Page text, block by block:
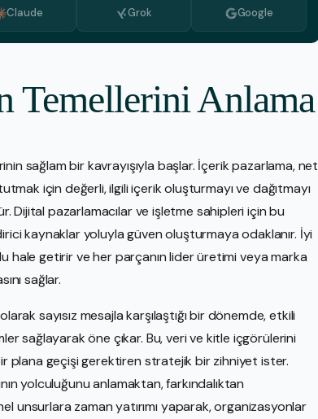
Medya İzleme
PR Hizmeti
Video Üretimi
E-Ticaret
Claude Grok Google
Temellerini Anlama
sağlam bir kavrayışıyla başlar. İçerik pazarlama, net
için değerli, ilgili içerik oluşturmayı ve dağıtmayı
Dijital pazarlamacılar ve işletme sahipleri için bu
kaynaklar yoluyla güven oluşturmaya odaklanır. İyi
hale getirir ve her parçanın lider üretimi veya marka
sağlar.
sayısız mesajla karşılaştığı bir dönemde, etkili
sağlayarak öne çıkar. Bu, veri ve kitle içgörülerini
plana geçişi gerektiren stratejik bir zihniyet ister.
yolculuğunu anlamaktan, farkındalıktan
unsurlara zaman yatırımı yaparak, organizasyonlar